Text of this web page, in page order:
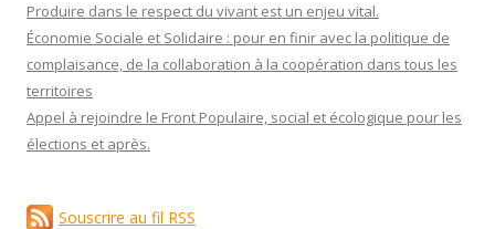
Produire dans le respect du vivant est un enjeu vital.
Économie Sociale et Solidaire : pour en finir avec la politique de
complaisance, de la collaboration à la coopération dans tous les
territoires
Appel à rejoindre le Front Populaire, social et écologique pour les
élections et après.
Souscrire au fil RSS